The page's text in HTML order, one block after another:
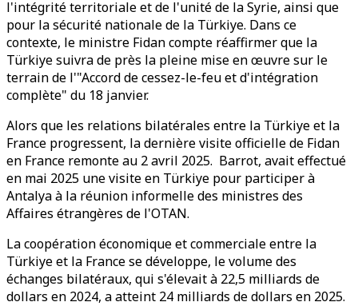
l'intégrité territoriale et de l'unité de la Syrie, ainsi que
pour la sécurité nationale de la Türkiye. Dans ce
contexte, le ministre Fidan compte réaffirmer que la
Türkiye suivra de près la pleine mise en œuvre sur le
terrain de l'"Accord de cessez-le-feu et d'intégration
complète" du 18 janvier.
Alors que les relations bilatérales entre la Türkiye et la
France progressent, la dernière visite officielle de Fidan
en France remonte au 2 avril 2025. Barrot, avait effectué
en mai 2025 une visite en Türkiye pour participer à
Antalya à la réunion informelle des ministres des
Affaires étrangères de l'OTAN.
La coopération économique et commerciale entre la
Türkiye et la France se développe, le volume des
échanges bilatéraux, qui s'élevait à 22,5 milliards de
dollars en 2024, a atteint 24 milliards de dollars en 2025.